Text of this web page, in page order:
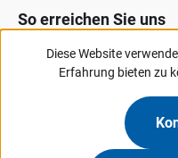
So erreichen Sie uns
Datenschutz
Kontakt
Unsere Angebote & Services
Diese Website
Erfahrung bieten zu